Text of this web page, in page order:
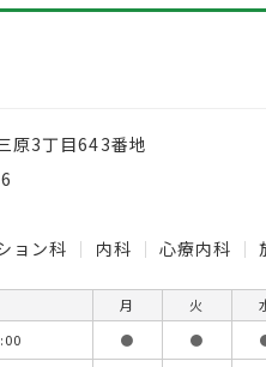
原3丁目643番地
ョン科
内科 心療内科
月 火
● ●